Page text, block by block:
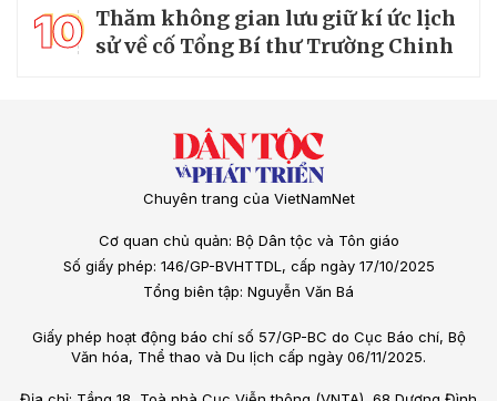
10 Thăm không gian lưu giữ kí ức lịch
sử về cố Tổng Bí thư Trường Chinh
Chuyên trang của VietNamNet
Cơ quan chủ quản: Bộ Dân tộc và Tôn giáo
Số giấy phép: 146/GP-BVHTTDL, cấp ngày 17/10/2025
Tổng biên tập: Nguyễn Văn Bá
Giấy phép hoạt động báo chí số 57/GP-BC do Cục Báo chí, Bộ
Văn hóa, Thể thao và Du lịch cấp ngày 06/11/2025.